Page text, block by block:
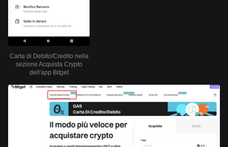
Carta di Debito/Credito nella
sezione Acquista Crypto
dell'app Bitget